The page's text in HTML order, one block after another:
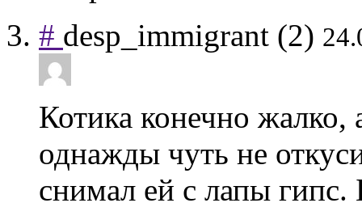
# desp_immigrant (2)
Котика конечно жалко,
однажды чуть не
снимал ей с лапы